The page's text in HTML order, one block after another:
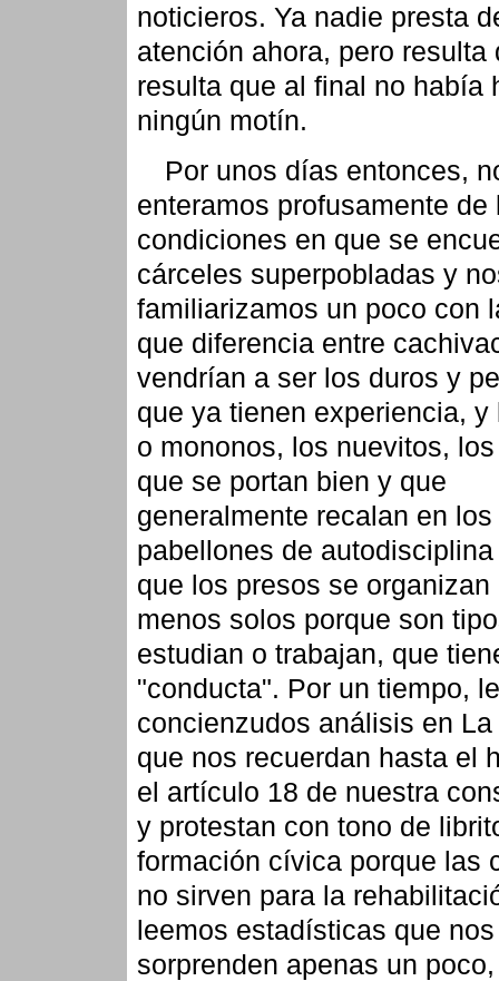
noticieros. Ya nadie presta
atención ahora, pero resulta
resulta que al final no había
ningún motín.
Por unos días entonces,
enteramos profusamente de
condiciones en que se
cárceles superpobladas y
familiarizamos un poco con
que diferencia entre
vendrían a ser los duros y
que ya tienen experiencia, y
o mononos, los nuevitos,
que se portan bien y que
generalmente recalan en los
pabellones de
que los presos se organizan
menos solos porque son
estudian o trabajan, que
"conducta". Por un tiempo,
concienzudos análisis en
que nos recuerdan hasta el
el artículo 18 de nuestra
y protestan con tono de
formación cívica porque las
no sirven para la
leemos estadísticas que nos
sorprenden apenas un